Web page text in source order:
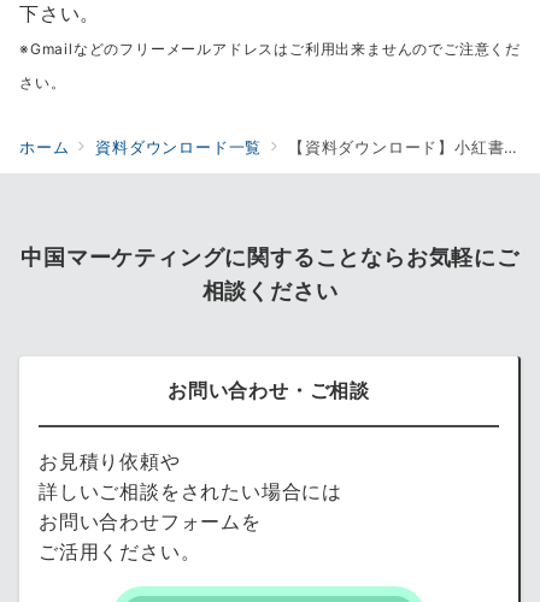
下さい。
※Gmailなどのフリーメールアドレスはご利用出来ませんのでご注意くだ
さい。
ホーム 資料ダウンロード一覧 【資料ダウンロード】小紅書(RED BOOK)公式アカウント開設及び広告メニュー媒体資料
中国マーケティングに関することならお気軽にご
相談ください
お問い合わせ・ご相談
お見積り依頼や
詳しいご相談をされたい場合には
お問い合わせフォームを
ご活用ください。